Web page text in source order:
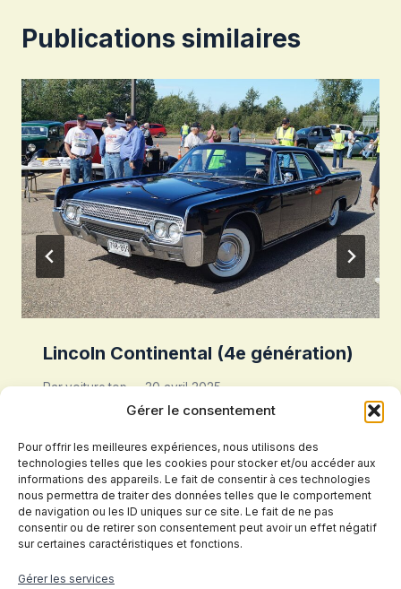
Gérer le consentement
Pour offrir les meilleures expériences, nous utilisons des
technologies telles que les cookies pour stocker et/ou accéder aux
informations des appareils. Le fait de consentir à ces technologies
nous permettra de traiter des données telles que le comportement
de navigation ou les ID uniques sur ce site. Le fait de ne pas
consentir ou de retirer son consentement peut avoir un effet négatif
sur certaines caractéristiques et fonctions.
Gérer les services
Publications similaires
Lincoln Continental (4e génération)
Parvoiture.top 30 avril 2025